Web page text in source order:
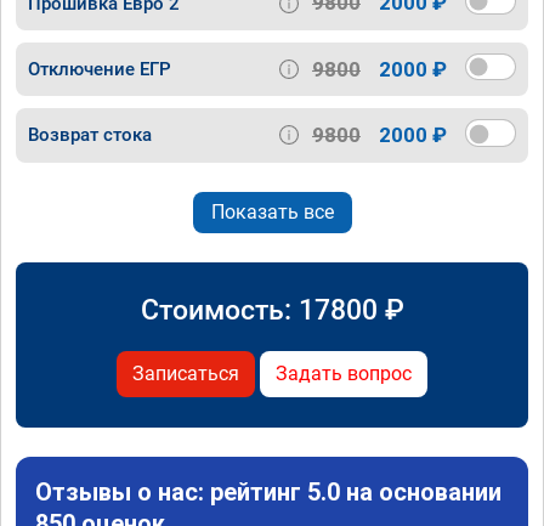
Отключение ЕГР 9800 2000 ₽
Возврат стока 9800 2000 ₽
Показать все
Стоимость: 17800 ₽
Записаться Задать вопрос
Отзывы о нас: рейтинг 5.0 на основании